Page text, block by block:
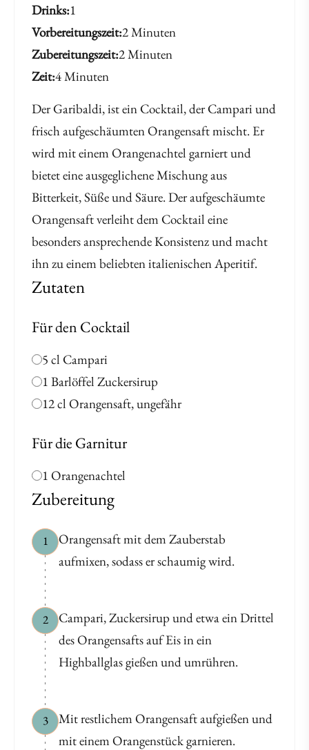
Drinks 1
Vorbereitungszeit 2 Minuten
Zubereitungszeit 2 Minuten
Zeit 4 Minuten
Der Garibaldi, ist ein Cocktail, der Campari und
frisch aufgeschäumten Orangensaft mischt. Er
wird mit einem Orangenachtel garniert und
bietet eine ausgeglichene Mischung aus
Bitterkeit, Süße und Säure. Der aufgeschäumte
Orangensaft verleiht dem Cocktail eine
besonders ansprechende Konsistenz und macht
ihn zu einem beliebten italienischen Aperitif.
Zutaten
Für den Cocktail
5 cl Campari
1 Barlöffel Zuckersirup
12 cl Orangensaft, ungefähr
Für die Garnitur
1 Orangenachtel
Zubereitung
1
Orangensaft mit dem Zauberstab
aufmixen, sodass er schaumig wird.
2
Campari, Zuckersirup und etwa ein Drittel
des Orangensafts auf Eis in ein
Highballglas gießen und umrühren.
3
Mit restlichem Orangensaft aufgießen und
mit einem Orangenstück garnieren.